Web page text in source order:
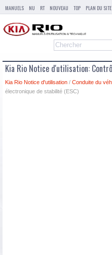
MANUELS NU RT NOUVEAU TOP PLAN DU SITE
Kia Rio Notice d'utilisation:
Kia Rio Notice d'utilisation / Conduite du
électronique de stabilité (ESC)